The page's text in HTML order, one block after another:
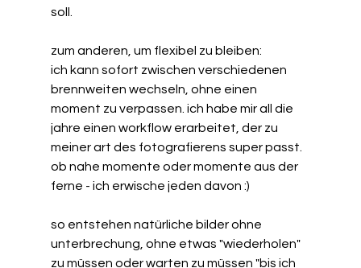
soll.
zum anderen, um flexibel zu bleiben:
ich kann sofort zwischen verschiedenen
brennweiten wechseln, ohne einen
moment zu verpassen. ich habe mir all die
jahre einen workflow erarbeitet, der zu
meiner art des fotografierens super passt.
ob nahe momente oder momente aus der
ferne - ich erwische jeden davon :)
so entstehen natürliche bilder ohne
unterbrechung, ohne etwas "wiederholen"
zu müssen oder warten zu müssen "bis ich